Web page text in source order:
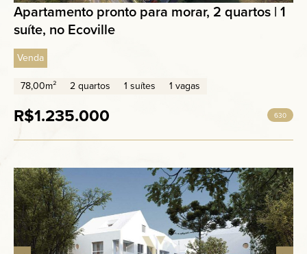
Apartamento pronto para morar, 2 quartos | 1
suíte, no Ecoville
Venda
78,00m²
2 quartos 1 suítes 1 vagas
R$1.235.000 630